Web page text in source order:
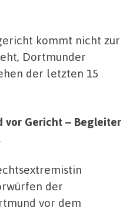
kommt nicht zur
Dortmunder
der letzten 15
vor Gericht – Begleiter
der
vor dem